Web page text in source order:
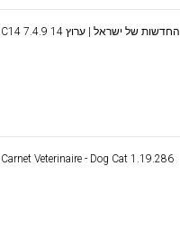
C14 החדשות של ישראל | ערוץ 14 7.4.9
Carnet Veterinaire - Dog Cat 1.19.286